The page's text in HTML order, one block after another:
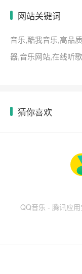
网站关键词
音乐,酷我音乐,高品
器,音乐网站,在线听歌
猜你喜欢
QQ音乐 - 腾讯应